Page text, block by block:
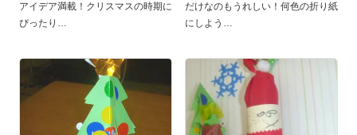
アイデア満載！クリスマスの時期に
ぴったり
だけなのもうれしい！何色の折り紙
にしよう